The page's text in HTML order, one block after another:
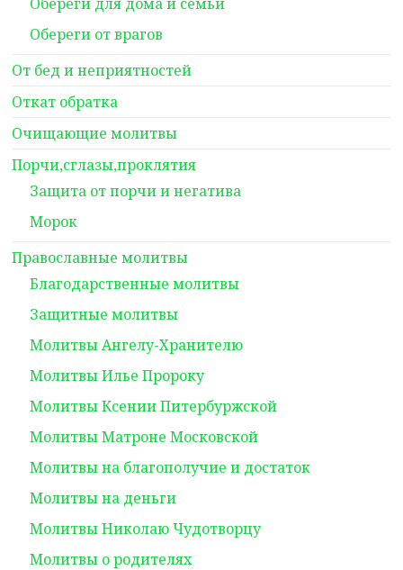
Обереги от врагов
От бед и неприятностей
Откат обратка
Очищающие молитвы
Порчи,сглазы,проклятия
Защита от порчи и негатива
Морок
Православные молитвы
Благодарственные молитвы
Защитные молитвы
Молитвы Ангелу-Хранителю
Молитвы Илье Пророку
Молитвы Ксении Питербуржской
Молитвы Матроне Московской
Молитвы на благополучие и достаток
Молитвы на деньги
Молитвы Николаю Чудотворцу
Молитвы о родителях